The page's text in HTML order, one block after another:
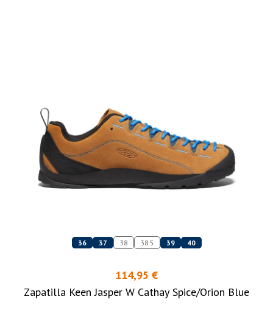
36 37 38 38.5 39 40
114,95 €
Zapatilla Keen Jasper W Cathay Spice/Orion Blue